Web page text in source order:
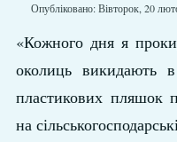
Опубліковано: Вівторок, 20
«Кожного дня я
околиць викидають
пластикових пляшок
на